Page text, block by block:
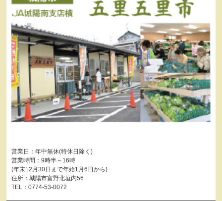
営業日：年中無休(特休日除く)
営業時間：9時半～16時
(年末12月30日まで年始1月6日から)
住所：城陽市富野北垣内56
TEL：0774-53-0072